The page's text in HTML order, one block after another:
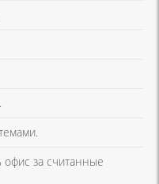
офис за считанные